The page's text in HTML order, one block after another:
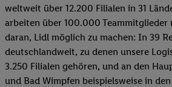
weltweit über 12.200 Filialen in 31
arbeiten über 100.000 Teammitglieder
daran, Lidl möglich zu machen: In 39
deutschlandweit, zu denen unsere
3.250 Filialen gehören, und an den
und Bad Wimpfen beispielsweise in